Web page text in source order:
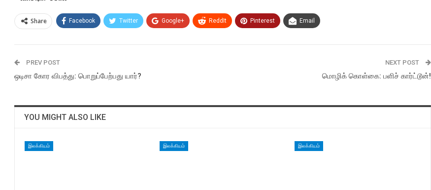
Share Facebook Twitter Google+ ReddIt Pinterest Email
PREV POST
ஒடிசா கோர விபத்து: பொறுப்பேற்பது யார்?
NEXT POST
மொழிக் கொள்கை: பளிச் கார்ட்டூன்!
YOU MIGHT ALSO LIKE
இலக்கியம் இலக்கியம் இலக்கியம்